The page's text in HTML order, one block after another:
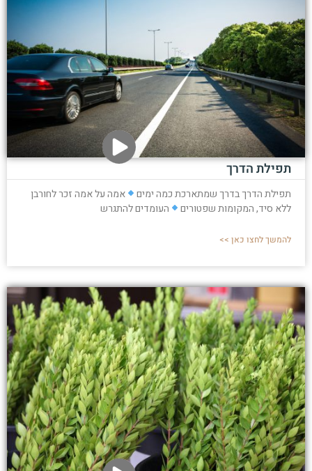
תפילת הדרך
תפילת הדרך בדרך שמתארכת כמה ימים
אמה על אמה זכר לחורבן
ללא סיד, המקומות שפטורים
העומדים להתגרש
להמשך לחצו כאן >>